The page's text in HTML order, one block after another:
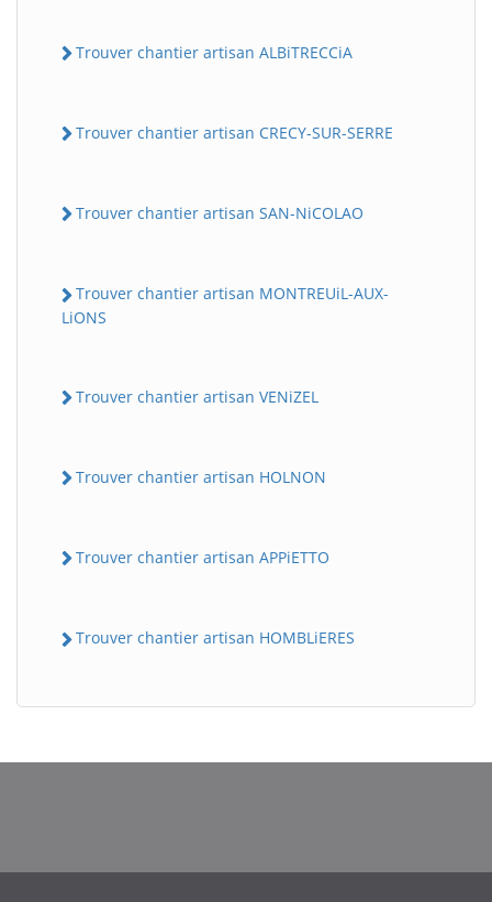
Trouver chantier artisan ALBiTRECCiA
Trouver chantier artisan CRECY-SUR-SERRE
Trouver chantier artisan SAN-NiCOLAO
Trouver chantier artisan MONTREUiL-AUX-
LiONS
Trouver chantier artisan VENiZEL
Trouver chantier artisan HOLNON
Trouver chantier artisan APPiETTO
Trouver chantier artisan HOMBLiERES
BatiWebPro